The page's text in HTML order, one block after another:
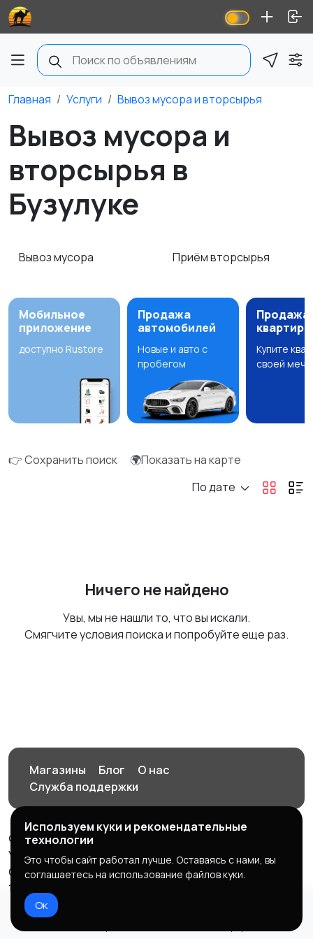
Главная Услуги Вывоз мусора и вторсырья
Вывоз мусора и
вторсырья в
Бузулуке
Вывоз мусора Приём вторсырья
Мобильное
приложение
доступно Rustore
Продажа
автомобилей
Новые и авто с
пробегом
Продажа
квартир
Купите
своей
👉 Сохранить поиск
🌍Показать на карте
По дате
Ничего не найдено
Увы, мы не нашли то, что вы искали.
Смягчите условия поиска и попробуйте еще раз.
Магазины Блог
О нас
Служба поддержки
© 2026 Орен-АЙ - Авто | Недвижимость | Работа |
Услуги
Создал Карусов Е.С ООО "ЦПК" ИНН 5609203278 ОГРН
1235600008841
Правила сервиса
Используем куки и рекомендательные
технологии
Это чтобы сайт работал лучше. Оставаясь с нами, вы
соглашаетесь на использование файлов куки.
Ок